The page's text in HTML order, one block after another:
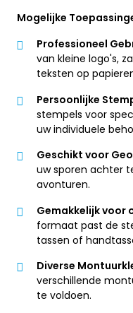
Mogelijke
Professioneel
van kleine logo's,
teksten op
Persoonlijke
stempels voor
uw individuele
Geschikt voor
uw sporen achter
avonturen.
Gemakkelijk voor
formaat past de
tassen of
Diverse
verschillende
te voldoen.